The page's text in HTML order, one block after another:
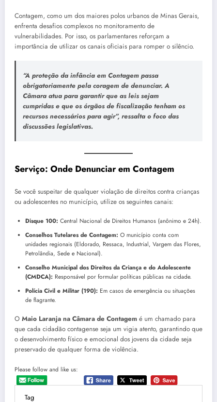
Contagem, como um dos maiores polos urbanos de Minas Gerais,
enfrenta desafios complexos no monitoramento de
vulnerabilidades. Por isso, os parlamentares reforçam a
importância de utilizar os canais oficiais para romper o silêncio.
“A proteção da infância em Contagem passa
obrigatoriamente pela coragem de denunciar. A
Câmara atua para garantir que as leis sejam
cumpridas e que os órgãos de fiscalização tenham os
recursos necessários para agir”, ressalta o foco das
discussões legislativas.
Serviço: Onde Denunciar em Contagem
Se você suspeitar de qualquer violação de direitos contra crianças
ou adolescentes no município, utilize os seguintes canais:
Disque 100: Central Nacional de Direitos Humanos (anônimo e 24h).
Conselhos Tutelares de Contagem: O município conta com
unidades regionais (Eldorado, Ressaca, Industrial, Vargem das Flores,
Petrolândia, Sede e Nacional).
Conselho Municipal dos Direitos da Criança e do Adolescente
(CMDCA): Responsável por formular políticas públicas na cidade.
Polícia Civil e Militar (190): Em casos de emergência ou situações
de flagrante.
O Maio Laranja na Câmara de Contagem é um chamado para
que cada cidadão contagense seja um vigia atento, garantindo que
o desenvolvimento físico e emocional dos jovens da cidade seja
preservado de qualquer forma de violência.
Please follow and like us:
Tag